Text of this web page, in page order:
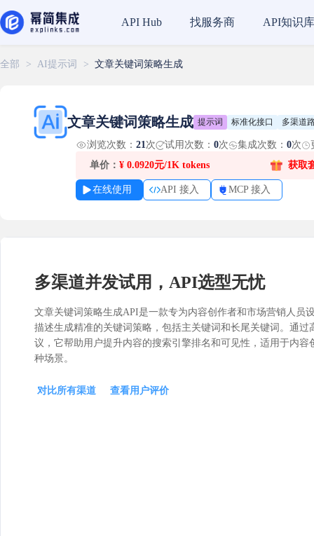
全部 > AI提示词 > 文章关键词策略生成
文章关键词策略生成 提示词 标准化接口 多渠道
浏览次数： 21次 试用次数： 0次 集成次数： 0次
单价： ¥ 0.0920元/1K tokens 获取
在线使用 API 接入 MCP 接入
多渠道并发试用，API选型无忧
文章关键词策略生成API是一款专为内容创作者和市场营销人员
描述生成精准的关键词策略，包括主关键词和长尾关键词。通过
议，它帮助用户提升内容的搜索引擎排名和可见性，适用于内容
种场景。
对比所有渠道 查看用户评价
API Hub 找服务商 API知识库